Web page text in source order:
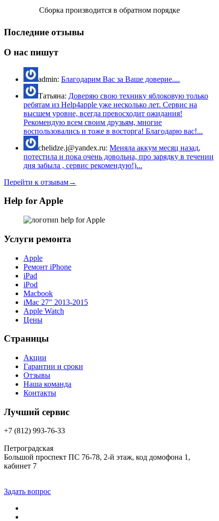
Сборка производится в обратном порядке
Последние отзывы
О нас пишут
admin: Благодарим Вас за Ваше доверие....
Татьяна: Доверяю свою технику яблоковую только
ребятам из Help4apple уже несколько лет. Сервис на
высшем уровне, всегда превосходит ожидания!
Рекомендую всем своим друзьям, многие
воспользовались и тоже в восторга! Благодарю вас!...
chelidze.j@yandex.ru: Меняла аккум месяц назад,
потестила и пока очень довольна, про зарядку в течении
дня забыла , сервис рекомендую!)...
Перейти к отзывам→
Help for Apple
Услуги ремонта
Apple
Ремонт iPhone
iPad
iPod
Macbook
iMac 27″ 2013-2015
Apple Watch
Цены
Страницы
Акции
Гарантии и сроки
Отзывы
Наша команда
Контакты
Лучший сервис
+7 (812) 993-76-33
Петроградская
Большой проспект ПС 76-78, 2-й этаж, код домофона 1,
кабинет 7
Задать вопрос